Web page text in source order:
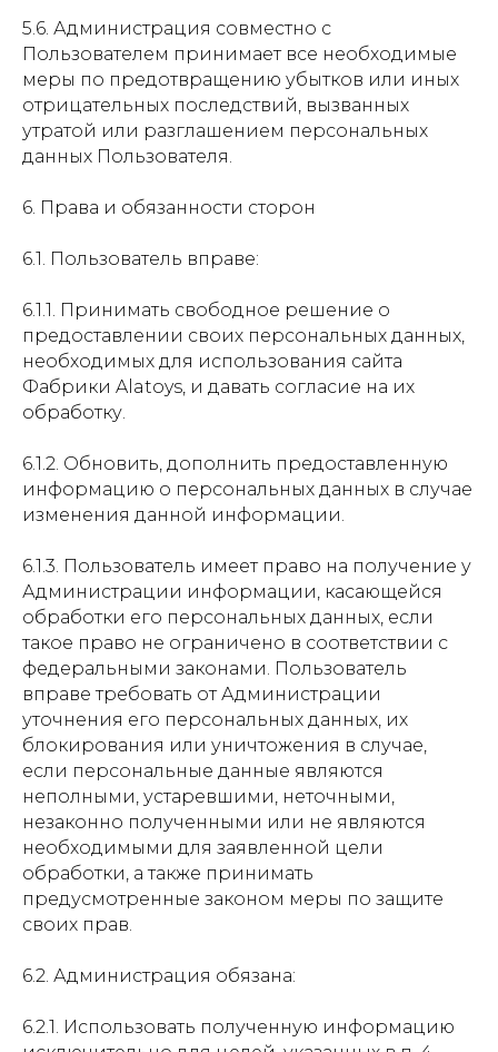
5.6. Администрация совместно с
Пользователем принимает все необходимые
меры по предотвращению убытков или иных
отрицательных последствий, вызванных
утратой или разглашением персональных
данных Пользователя.
6. Права и обязанности сторон
6.1. Пользователь вправе:
6.1.1. Принимать свободное решение о
предоставлении своих персональных данных,
необходимых для использования сайта
Фабрики Alatoys, и давать согласие на их
обработку.
6.1.2. Обновить, дополнить предоставленную
информацию о персональных данных в случае
изменения данной информации.
6.1.3. Пользователь имеет право на получение у
Администрации информации, касающейся
обработки его персональных данных, если
такое право не ограничено в соответствии с
федеральными законами. Пользователь
вправе требовать от Администрации
уточнения его персональных данных, их
блокирования или уничтожения в случае,
если персональные данные являются
неполными, устаревшими, неточными,
незаконно полученными или не являются
необходимыми для заявленной цели
обработки, а также принимать
предусмотренные законом меры по защите
своих прав.
6.2. Администрация обязана:
6.2.1. Использовать полученную информацию